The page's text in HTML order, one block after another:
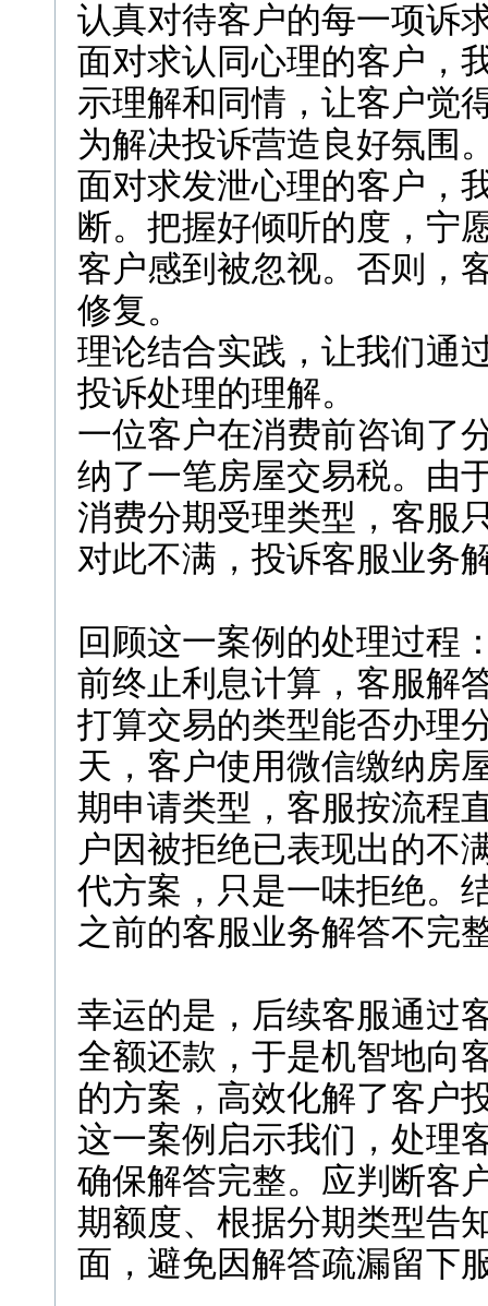
认真对待客户的每一项诉
面对求认同心理的客户，
示理解和同情，让客户觉
为解决投诉营造良好氛围
面对求发泄心理的客户，
断。把握好倾听的度，宁
客户感到被忽视。否则，
修复。
理论结合实践，让我们通
投诉处理的理解。
一位客户在消费前咨询了
纳了一笔房屋交易税。由
消费分期受理类型，客服
对此不满，投诉客服业务
回顾这一案例的处理过程
前终止利息计算，客服解
打算交易的类型能否办理
天，客户使用微信缴纳房
期申请类型，客服按流程
户因被拒绝已表现出的不
代方案，只是一味拒绝。
之前的客服业务解答不完
幸运的是，后续客服通过
全额还款，于是机智地向
的方案，高效化解了客户
这一案例启示我们，处理
确保解答完整。应判断客
期额度、根据分期类型告
面，避免因解答疏漏留下